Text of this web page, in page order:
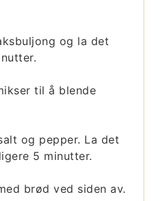
og la det
til å blende
og pepper. La det
5 minutter.
brød ved siden av.